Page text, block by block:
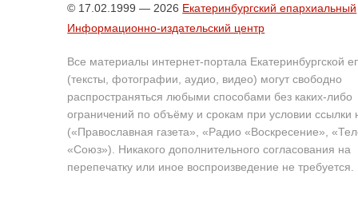
© 17.02.1999 — 2026 Екатеринбургский епархиальный
Информационно-издательский центр
Все материалы интернет-портала Екатеринбургской
(тексты, фотографии, аудио, видео) могут свободно
распространяться любыми способами без каких-либо
ограничений по объёму и срокам при условии ссылки
(«Православная газета», «Радио «Воскресение»,
«Союз»). Никакого дополнительного согласования на
перепечатку или иное воспроизведение не требуется.